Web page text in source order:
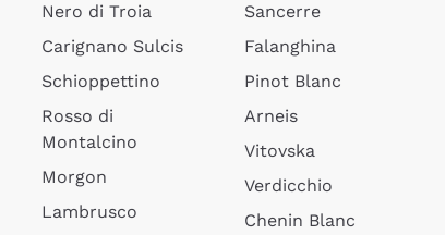
Nero di Troia
Carignano Sulcis
Schioppettino
Rosso di
Montalcino
Morgon
Lambrusco
Sancerre
Falanghina
Pinot Blanc
Arneis
Vitovska
Verdicchio
Chenin Blanc